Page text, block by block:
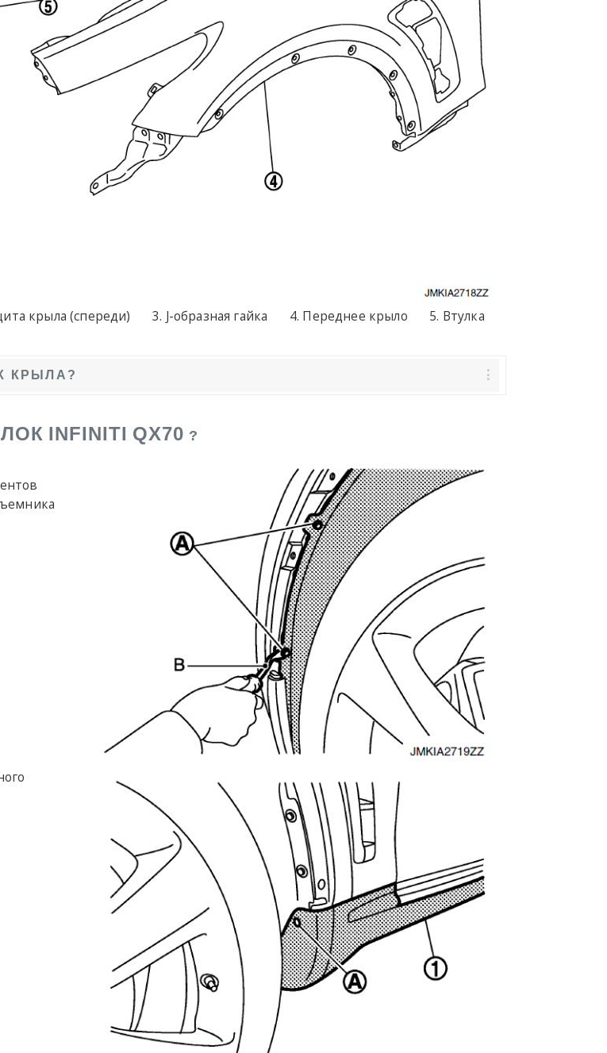
крыла (спереди) J-образная гайка Переднее крыло
Втулка
КРЫЛА?
INFINITI QX70 ?